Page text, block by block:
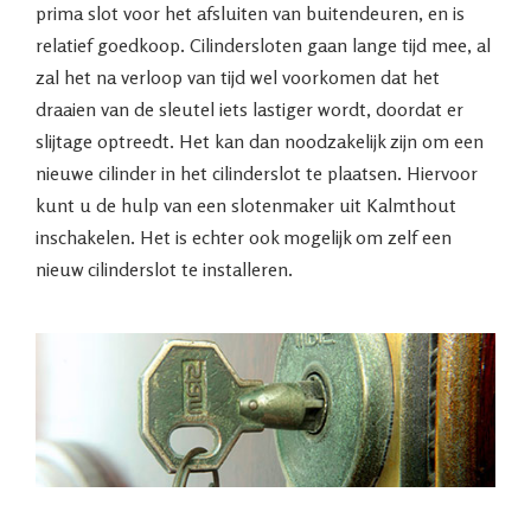
prima slot voor het afsluiten van buitendeuren, en is
relatief goedkoop. Cilindersloten gaan lange tijd mee, al
zal het na verloop van tijd wel voorkomen dat het
draaien van de sleutel iets lastiger wordt, doordat er
slijtage optreedt. Het kan dan noodzakelijk zijn om een
nieuwe cilinder in het cilinderslot te plaatsen. Hiervoor
kunt u de hulp van een slotenmaker uit Kalmthout
inschakelen. Het is echter ook mogelijk om zelf een
nieuw cilinderslot te installeren.